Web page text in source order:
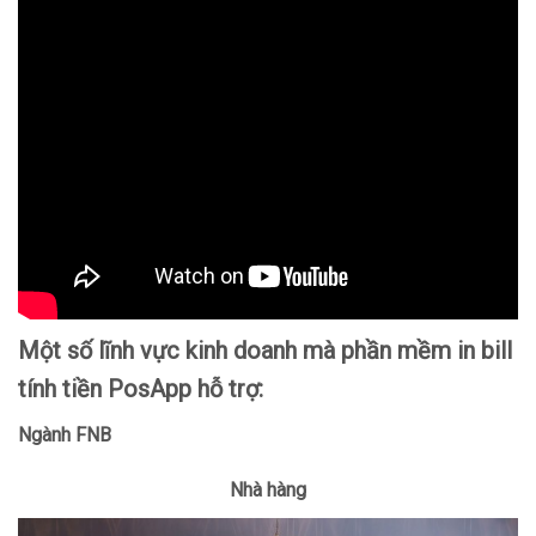
Một số lĩnh vực kinh doanh mà phần mềm in bill
tính tiền PosApp hỗ trợ:
Ngành FNB
Nhà hàng